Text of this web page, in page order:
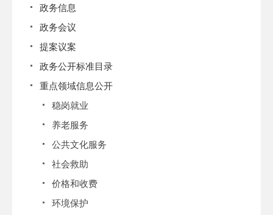
政务信息
政务会议
提案议案
政务公开标准目录
重点领域信息公开
稳岗就业
养老服务
公共文化服务
社会救助
价格和收费
环境保护